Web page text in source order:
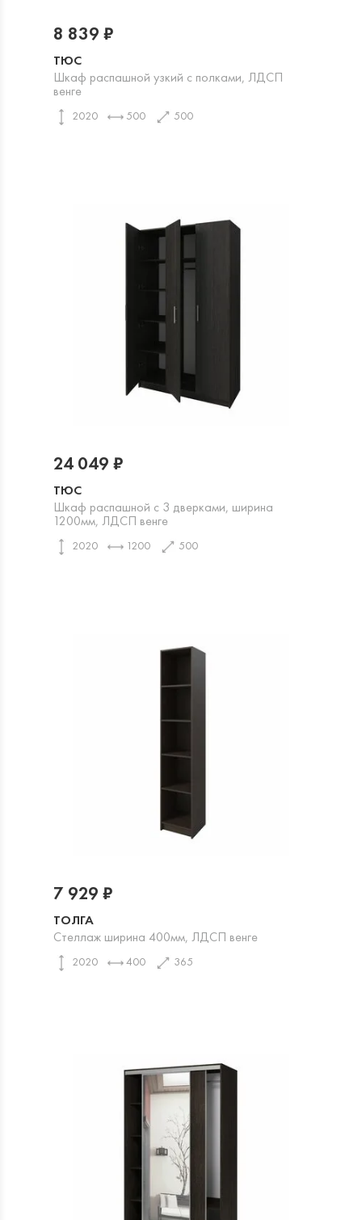
ТЮС
Шкаф распашной узкий с полками, ЛДСП
венге
2020 500 500
8 839 ₽
ТЮС
Шкаф распашной с 3 дверками, ширина
1200мм, ЛДСП венге
2020 1200 500
24 049 ₽
ТОЛГА
Стеллаж ширина 400мм, ЛДСП венге
2020 400 365
7 929 ₽